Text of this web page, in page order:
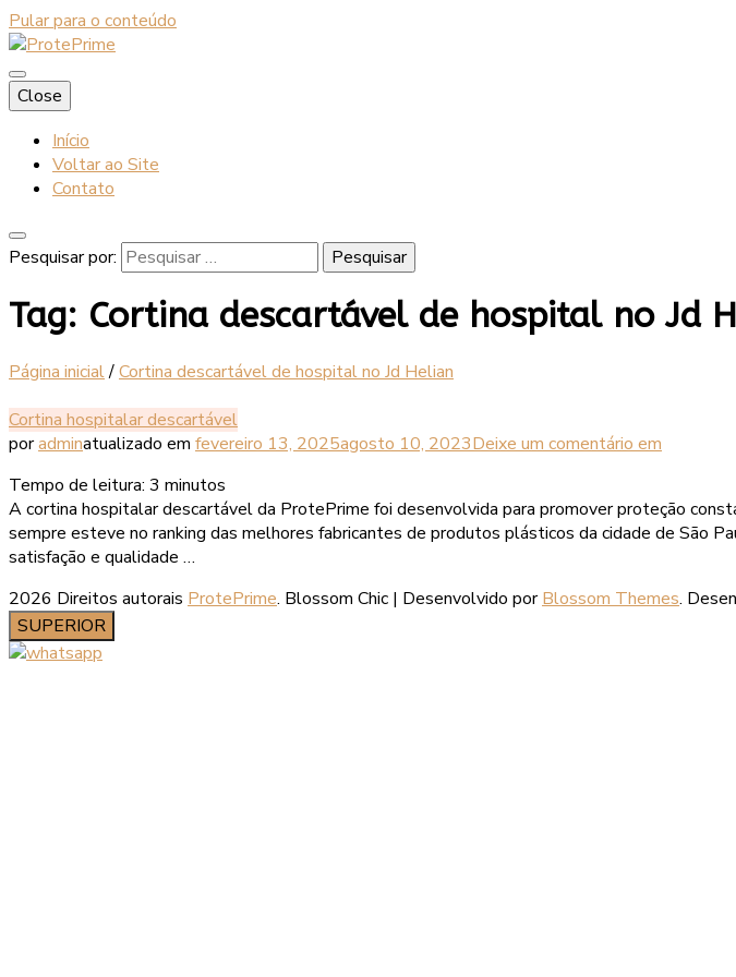
Pular para o conteúdo
ProtePrime
Blog
Close
Início
Voltar ao Site
Contato
Pesquisar por:
Tag: Cortina descartável de hospital no Jd
Página inicial/Cortina descartável de hospital no Jd Helian
Cortina hospitalar descartável
poradminatualizado em fevereiro 13, 2025agosto 10, 2023Deixe um comentário em
Tempo de leitura: 3 minutos
A cortina hospitalar descartável da ProtePrime foi desenvolvida para promover proteção
sempre esteve no ranking das melhores fabricantes de produtos plásticos da cidade de São
satisfação e qualidade …
2026 Direitos autorais ProtePrime. Blossom Chic | Desenvolvido porBlossom Themes.
SUPERIOR